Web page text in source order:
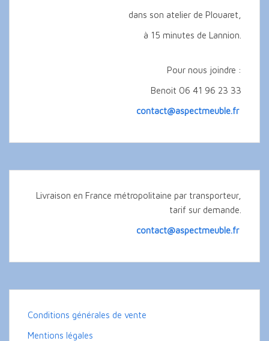
dans son atelier de Plouaret,
à 15 minutes de Lannion.
Pour nous joindre :
Benoit 06 41 96 23 33
contact@aspectmeuble.fr
Livraison en France métropolitaine par transporteur,
tarif sur demande.
contact@aspectmeuble.fr
Conditions générales de vente
Mentions légales